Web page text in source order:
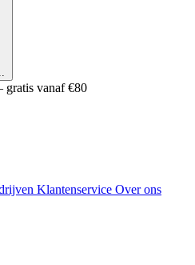
9,6!
Klantenservice Over ons